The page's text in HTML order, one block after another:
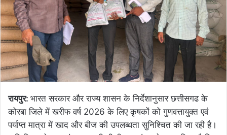
रायपुर: भारत सरकार और राज्य शासन के निर्देशानुसार छत्तीसगढ के
कोरबा जिले में खरीफ वर्ष 2026 के लिए कृषकों को गुणवत्तायुक्त एवं
पर्याप्त मात्रा में खाद और बीज की उपलब्धता सुनिश्चित की जा रही है।